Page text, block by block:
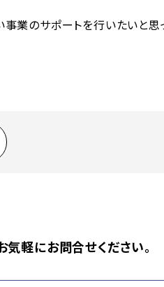
業のサポートを行いたいと思
気軽にお問合せください。